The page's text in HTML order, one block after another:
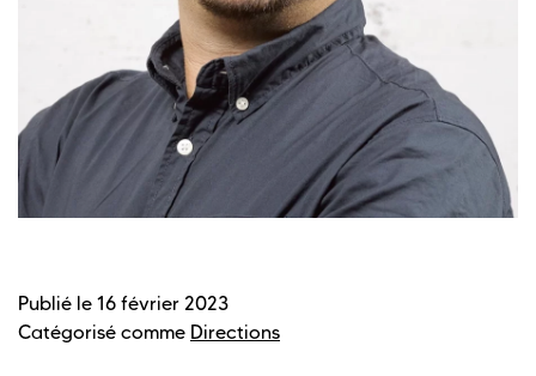
Publié le 16 février 2023
Catégorisé comme Directions